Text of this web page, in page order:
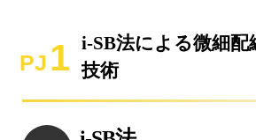
PJ 1 i-SB法による微細配
技術